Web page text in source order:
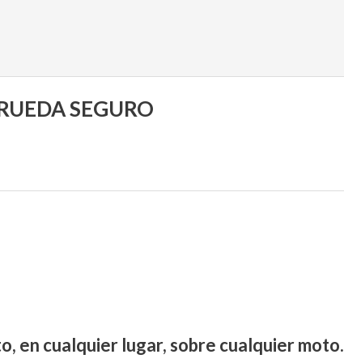
SEGURO
en cualquier lugar, sobre cualquier moto.